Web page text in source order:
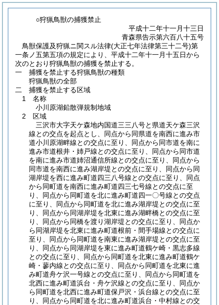
○狩猟鳥獣の捕獲禁止
平成十二年十一月十三日
青森県告示第六百八十五号
鳥獣保護及狩猟ニ関スル法律(大正七年法律第三十二号)第
一条ノ五第五項の規定により、平成十二年十一月十五日から
次のとおり狩猟鳥獣の捕獲を禁止する。
一 捕獲を禁止する狩猟鳥獣の種類
狩猟鳥獣の全部
二 捕獲を禁止する区域
1 名称
小川原湖鉛散弾規制地域
2 区域
三沢市大字天ケ森地内国道三三八号と県道天ケ森三沢
線との交点を起点とし、同点から同県道を南西に進み市
道小川原湖畔線との交点に至り、同点から同市道を南に
進み市道根井・姉戸線との交点に至り、同点から同市道
を南に進み市道姉沼通信所線との交点に至り、同点から
同市道を南西に進み湖岸堤との交点に至り、同点から同
湖岸堤を西に進み町道四三八号線との交点に至り、同点
から同町道を南西に進み町道四三七号線との交点に至
り、同点から同町道を北に進み町道四一〇号線との交点
に至り、同点から同町道を北に進み湖岸堤との交点に至
り、同点から同湖岸堤を北東に進み湖畔橋との交点に至
り、同点から同橋を渡り湖岸堤との交点に至り、同点か
ら同湖岸堤を北東に進み町道根前・間手場線との交点に
至り、同点から同町道を南東に進み湖岸堤との交点に至
り、同点から同湖岸堤を東に進み町道鶴ケ崎・黒志多線
との交点に至り、同点から同町道を北東に進み町道鶴ケ
崎・蓼内線との交点に至り、同点から同町道を北東に進
み町道舟ケ沢一号線との交点に至り、同点から同町道を
北西に進み町道浜台・舟ケ沢線との交点に至り、同点か
ら同町道を北西に進み町道保戸沢・浜台線との交点に至
り、同点から同町道を北に進み町道浜台・中村線との交